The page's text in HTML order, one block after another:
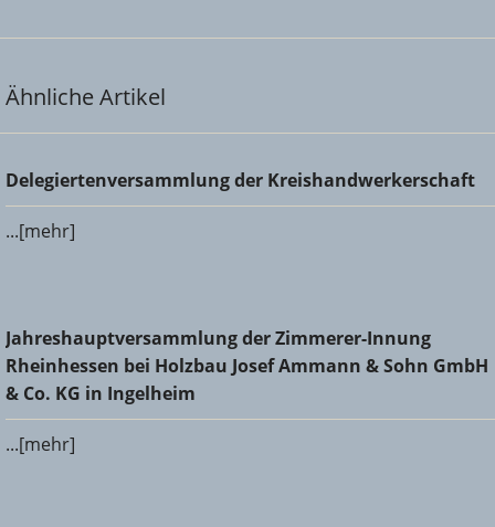
Ähnliche Artikel
Delegiertenversammlung der Kreishandwerkerschaft
Delegiertenversammlung der Kreishandwerkerschaft
...[mehr]
Jahreshauptversammlung der Zimmerer-Innung
Rheinhessen bei Holzbau Josef Ammann & Sohn GmbH &
Co. KG in Ingelheim
Jahreshauptversammlung der Zimmerer-Innung
Rheinhessen bei Holzbau Josef Ammann & Sohn GmbH
& Co. KG in Ingelheim
...[mehr]